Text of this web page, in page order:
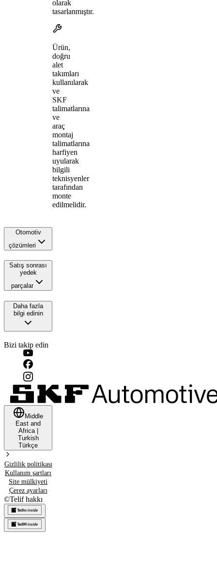
olarak
tasarlanmıştır.
Ürün,
doğru
alet
takımları
kullanılarak
ve
SKF
talimatlarına
ve
araç
montaj
talimatlarına
harfiyen
uyularak
bilgili
teknisyenler
tarafından
monte
edilmelidir.
Otomotiv
çözümleri
Satış sonrası
yedek
parçalar
Daha fazla
bilgi edinin
Bizi takip edin
Middle
East and
Africa|
Turkish
Türkçe
Gizlilik politikası
Kullanım şartları
Site mülkiyeti
Çerez ayarları
©Telif hakkı